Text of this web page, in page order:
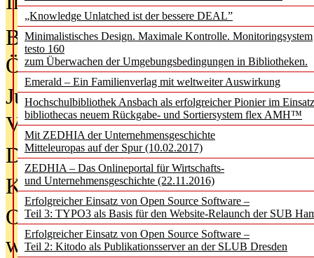
„Knowledge Unlatched ist der bessere DEAL”
Minimalistisches Design. Maximale Kontrolle. Monitoringsystem
testo 160
zum Überwachen der Umgebungsbedingungen in Bibliotheken.
Emerald – Ein Familienverlag mit weltweiter Auswirkung
Hochschulbibliothek Ansbach als erfolgreicher Pionier im
bibliothecas neuem Rückgabe- und Sortiersystem flex AMH™
Mit ZEDHIA der Unternehmensgeschichte
Mitteleuropas auf der Spur (10.02.2017)
ZEDHIA – Das Onlineportal für Wirtschafts-
und Unternehmensgeschichte (22.11.2016)
Erfolgreicher Einsatz von Open Source Software –
Teil 3: TYPO3 als Basis für den Website-Relaunch der SUB
Erfolgreicher Einsatz von Open Source Software –
Teil 2: Kitodo als Publikationsserver an der SLUB Dresden
Bürgerforum fordert mehr
Öffentlichkeit
Jugendliche wollen besseren
Verbote
Digitale Langzeit­archi­vierung
KI-Chatbots werden Teil der
Offene Infrastrukturen für
wissenschaftliche